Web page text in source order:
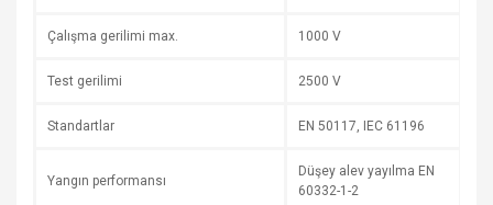
Çalışma gerilimi max. 1000 V
Test gerilimi 2500 V
Standartlar EN 50117, IEC 61196
Yangın performansı
Düşey alev yayılma EN
60332-1-2